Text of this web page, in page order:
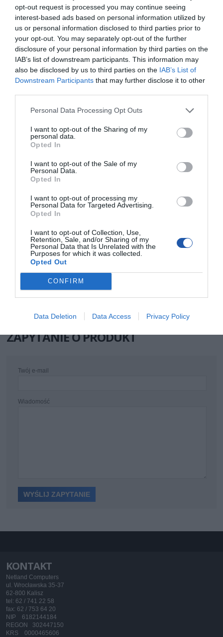
opt-out request is processed you may continue seeing
interest-based ads based on personal information utilized by
us or personal information disclosed to third parties prior to
your opt-out. You may separately opt-out of the further
disclosure of your personal information by third parties on the
IAB’s list of downstream participants. This information may
also be disclosed by us to third parties on the IAB’s List of
Downstream Participants that may further disclose it to other
Personal Data Processing Opt Outs
I want to opt-out of the Sharing of my
personal data.
Opted In
I want to opt-out of the Sale of my
Personal Data.
Opted In
I want to opt-out of processing my
Personal Data for Targeted Advertising.
Opted In
I want to opt-out of Collection, Use,
Retention, Sale, and/or Sharing of my
Personal Data that Is Unrelated with the
Purposes for which it was collected.
Opted Out
CONFIRM
Data Deletion Data Access Privacy Policy
matrycy. Podczas testu nasi specjaliści dokładnie oglądają ekran pod kątem
nieprawidłowego wyświetlania pojedynczych pixeli, jaki i większych
nieprawidłowości w natężeniu wyświetlania bądź różnic w barwie.
Dodatkowo sprawdzamy też jakość montażu w obudowie i zewnętrzną
powłokę matrycy. Po zakończeniu testu urządzenie zostaje zapakowane i jest
gotowe do wysyłki.
Zaoszczędź swój czas, który musiałbyś poświęcić na testowanie matrycy pod
kątem bad pixeli.
momencie zakupu sprzęt jest wolny od wad.
Deklarowana waga jest wagą minimalną i może różnić się w zależności od
konfiguracji oraz zmian występujących w procesie produkcyjnym.
INFORMACJE HANDLOWE
Kod producenta NETPIXEL
E-mail: doradca@netland24.pl
Strona internetowa: https://netland24.pl/
Podmiot
odpowiedzialny
Adres: ul. Wrocławska 35-37, 62-800 Kalisz
Pomoc
techniczna
https://netland.pl/mamy-to-wsparcie-serwisowe
ZAPYTANIE O PRODUKT
Twój e-mail
Wiadomość
KONTAKT
Netland Computers
ul. Wrocławska 35-37
62-800 Kalisz
tel: 62 / 741 22 58
fax: 62 / 753 64 20
NIP 6182144184
REGON 302447150
KRS 0000465606